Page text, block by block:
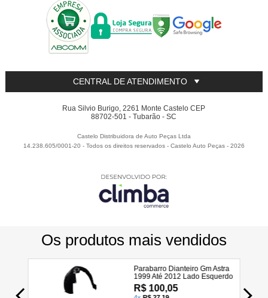
CENTRAL DE ATENDIMENTO
Rua Silvio Burigo, 2261 Monte Castelo CEP
88702-501 - Tubarão - SC
Castelo Distribuidora de Auto Peças Ltda
14.238.605/0001-20 - Todos os direitos reservados -Castelo Auto Peças -2026